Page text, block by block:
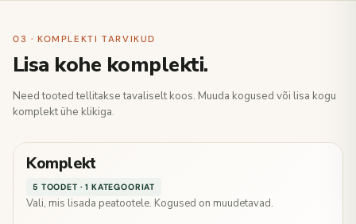
03 · KOMPLEKTI TARVIKUD
Lisa kohe komplekti.
Need tooted tellitakse tavaliselt koos. Muuda kogused või lisa kogu
komplekt ühe klikiga.
Komplekt
5 TOODET · 1 KATEGOORIAT
Vali, mis lisada peatootele. Kogused on muudetavad.